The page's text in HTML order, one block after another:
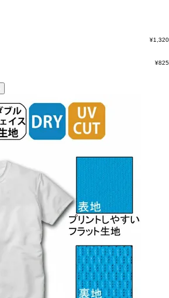
¥1,320
¥825